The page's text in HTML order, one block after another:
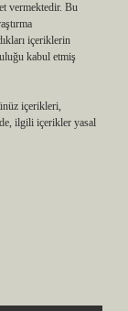
vermektedir. Bu
içeriklerin
kabul etmiş
içerikleri,
ilgili içerikler yasal